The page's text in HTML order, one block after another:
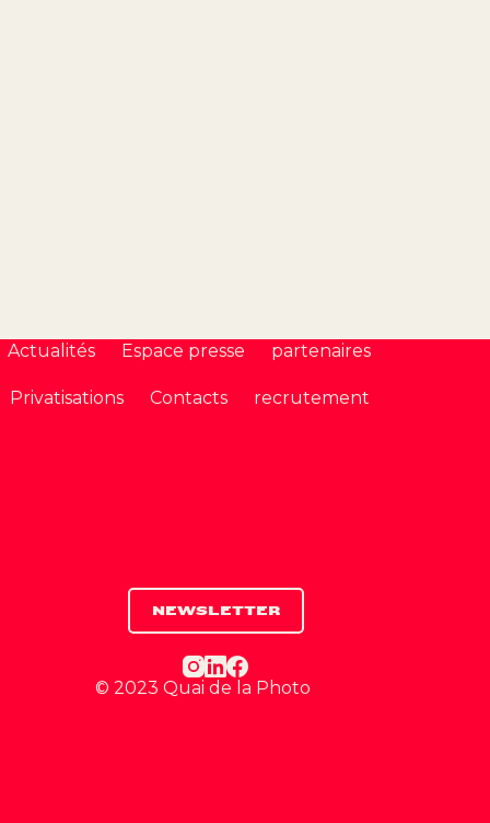
Actualités Espace presse partenaires
Privatisations Contacts recrutement
NEWSLETTER
© 2023 Quai de la Photo